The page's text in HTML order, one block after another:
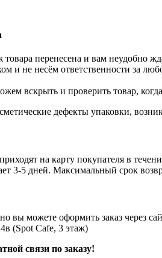
товара перенесена и вам неудобно
и не несём ответственности за
вскрыть и проверить товар,
дефекты упаковки,
на карту покупателя в
3-5 дней. Максимальный срок
вы можете оформить заказ через
(Spot Cafe, 3 этаж)
связи по заказу!